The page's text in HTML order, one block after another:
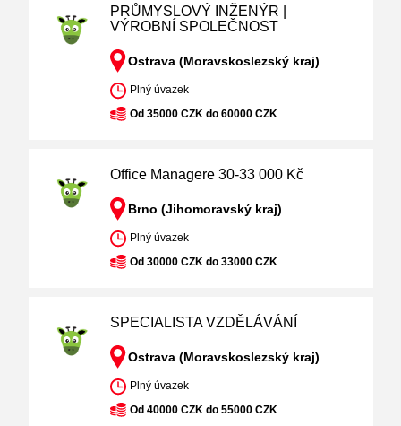
PRŮMYSLOVÝ INŽENÝR |
VÝROBNÍ SPOLEČNOST
Ostrava (Moravskoslezský kraj)
Plný úvazek
Od 35000 CZK do 60000 CZK
Office Managere 30-33 000 Kč
Brno (Jihomoravský kraj)
Plný úvazek
Od 30000 CZK do 33000 CZK
SPECIALISTA VZDĚLÁVÁNÍ
Ostrava (Moravskoslezský kraj)
Plný úvazek
Od 40000 CZK do 55000 CZK